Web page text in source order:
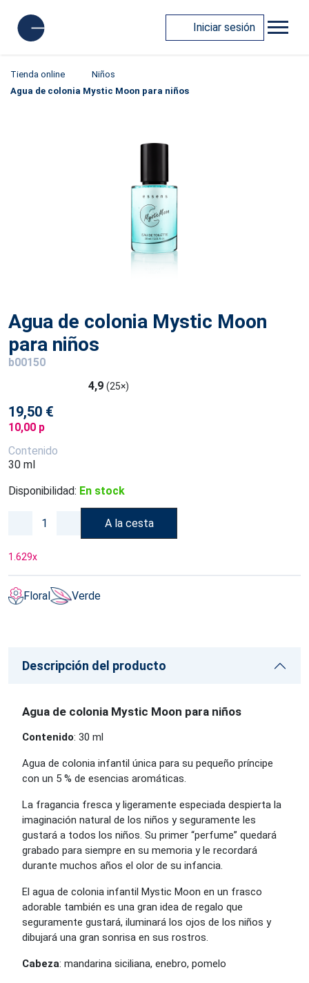
Iniciar sesión
Tienda online
Niños
Agua de colonia Mystic Moon para niños
Agua de colonia Mystic Moon
para niños
b00150
4,9 (25×)
19,50 €
10,00 p
Contenido
30 ml
Disponibilidad: En stock
A la cesta
1.629x
Floral Verde
Descripción del producto
Agua de colonia Mystic Moon para niños
Contenido: 30 ml
Agua de colonia infantil única para su pequeño príncipe
con un 5 % de esencias aromáticas.
La fragancia fresca y ligeramente especiada despierta la
imaginación natural de los niños y seguramente les
gustará a todos los niños. Su primer “perfume” quedará
grabado para siempre en su memoria y le recordará
durante muchos años el olor de su infancia.
El agua de colonia infantil Mystic Moon en un frasco
adorable también es una gran idea de regalo que
seguramente gustará, iluminará los ojos de los niños y
dibujará una gran sonrisa en sus rostros.
Cabeza: mandarina siciliana, enebro, pomelo